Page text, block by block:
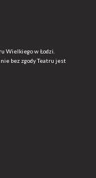
Wielkiego w Łodzi.
bez zgody Teatru jest